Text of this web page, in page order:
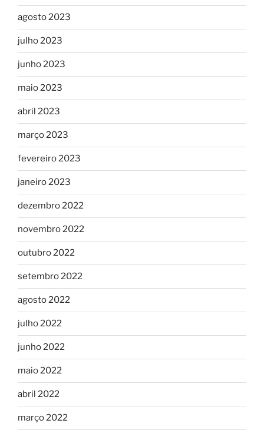
agosto 2023
julho 2023
junho 2023
maio 2023
abril 2023
março 2023
fevereiro 2023
janeiro 2023
dezembro 2022
novembro 2022
outubro 2022
setembro 2022
agosto 2022
julho 2022
junho 2022
maio 2022
abril 2022
março 2022